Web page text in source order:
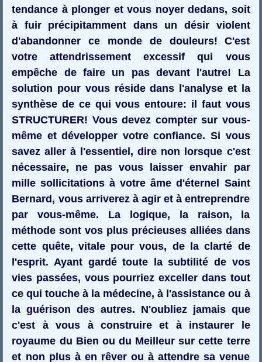
tendance à plonger et vous noyer dedans, soit
à fuir précipitamment dans un désir violent
d'abandonner ce monde de douleurs! C'est
votre attendrissement excessif qui vous
empêche de faire un pas devant l'autre! La
solution pour vous réside dans l'analyse et la
synthèse de ce qui vous entoure: il faut vous
STRUCTURER! Vous devez compter sur vous-
même et développer votre confiance. Si vous
savez aller à l'essentiel, dire non lorsque c'est
nécessaire, ne pas vous laisser envahir par
mille sollicitations à votre âme d'éternel Saint
Bernard, vous arriverez à agir et à entreprendre
par vous-même. La logique, la raison, la
méthode sont vos plus précieuses alliées dans
cette quête, vitale pour vous, de la clarté de
l'esprit. Ayant gardé toute la subtilité de vos
vies passées, vous pourriez exceller dans tout
ce qui touche à la médecine, à l'assistance ou à
la guérison des autres. N'oubliez jamais que
c'est à vous à construire et à instaurer le
royaume du Bien ou du Meilleur sur cette terre
et non plus à en rêver ou à attendre sa venue